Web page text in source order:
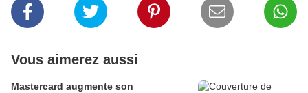
Vous aimerez aussi
Mastercard augmente son